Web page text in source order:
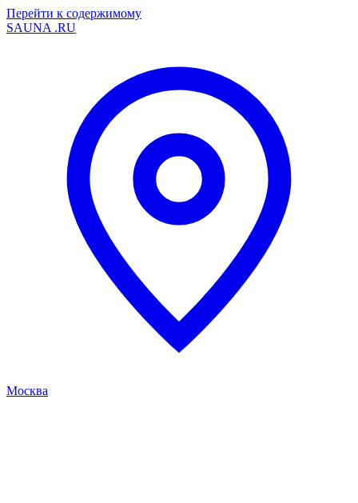
Перейти к содержимому
SAUNA .RU
Москва